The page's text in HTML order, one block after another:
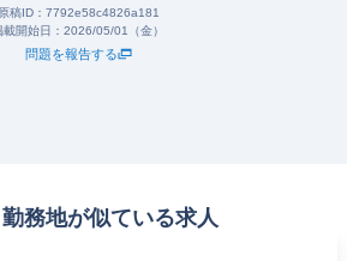
原稿ID： 7792e58c4826a181
載開始日： 2026/05/01（金）
問題を報告する
務地が似ている求人